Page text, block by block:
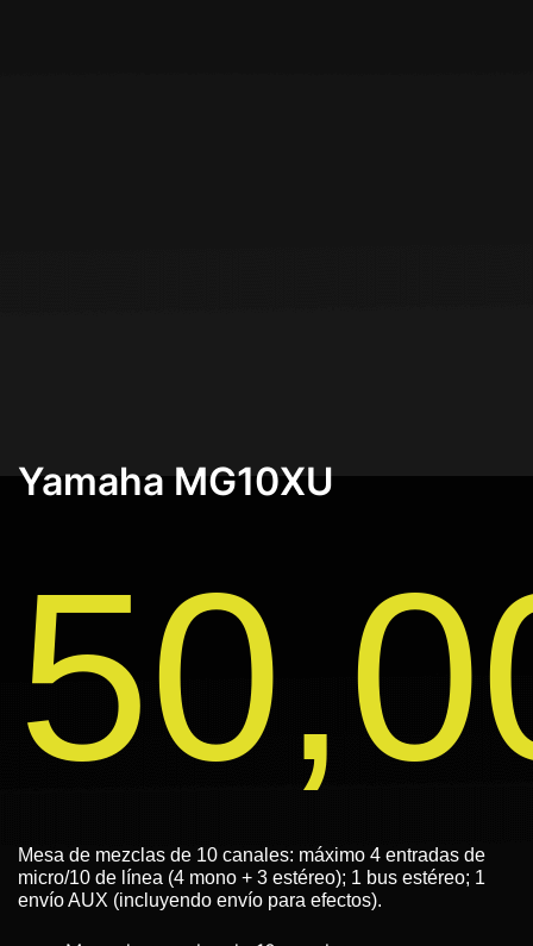
Yamaha MG10XU
Mesa de mezclas de 10 canales: máximo 4 entradas de
micro/10 de línea (4 mono + 3 estéreo); 1 bus estéreo; 1
envío AUX (incluyendo envío para efectos).